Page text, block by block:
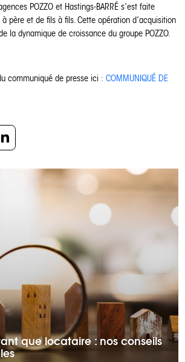
POZZO et Hastings-BARRÉ s’est faite
père et de fils à fils. Cette opération d’acquisition
la dynamique de croissance du groupe POZZO.
communiqué de presse ici :COMMUNIQUÉ DE
que locataire : nos conseils